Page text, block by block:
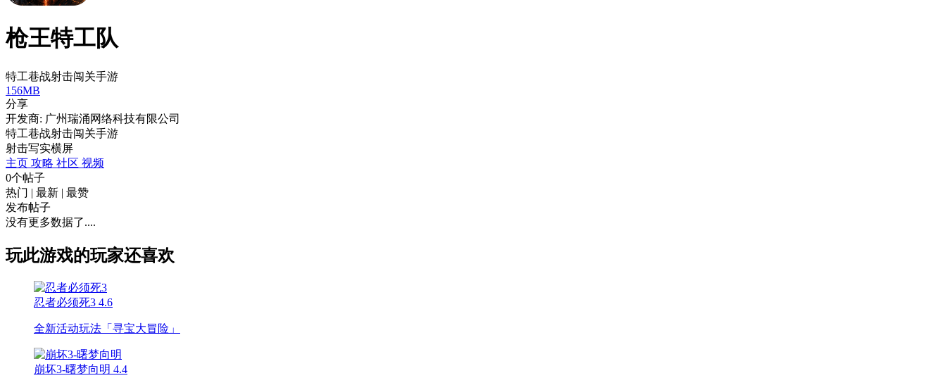
枪王特工队
特工巷战射击闯关手游
156MB
分享
开发商: 广州瑞涌网络科技有限公司
特工巷战射击闯关手游
射击写实横屏
主页 攻略 社区 视频
0个帖子
热门 | 最新 | 最赞
发布帖子
没有更多数据了....
玩此游戏的玩家还喜欢
忍者必须死3 4.6
全新活动玩法「寻宝大冒险」
崩坏3-曙梦向明 4.4